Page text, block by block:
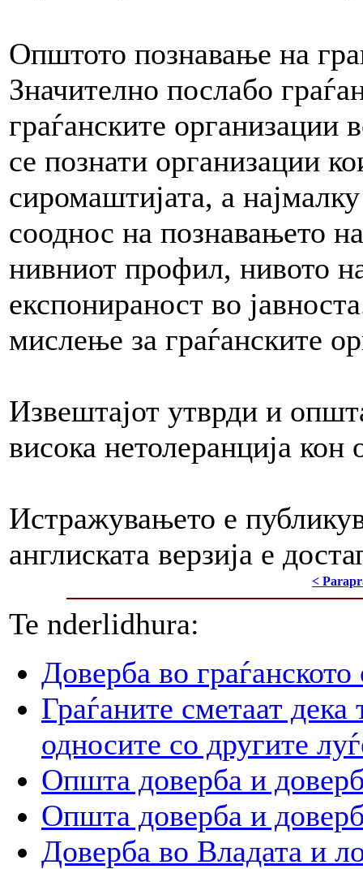
Општото познавање на
Значително послабо
граѓанските организации
се познати организации
сиромаштијата, а
сооднос на познавањето
нивниот профил, нивото
експонираност во
мислење за граѓанските
Извештајот утврди и
висока нетолеранција кон
Истражувањето е
англиската верзија е
<
Te nderlidhura:
Доверба во
Граѓаните сметаат
односите со другите
Општа доверба и
Општа доверба и
Доверба во Владата и